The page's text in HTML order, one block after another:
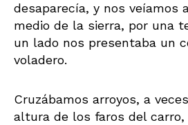
desaparecía, y nos veíamos
medio de la sierra, por una
un lado nos presentaba un
voladero.
Cruzábamos arroyos, a
altura de los faros del carro,